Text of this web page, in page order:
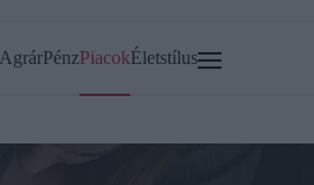
AgrárPénzPiacokÉletstílus